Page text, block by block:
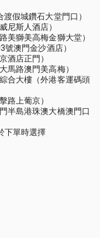
假城鑽石大堂門口）
尼斯人酒店）
美獅美高梅金獅大堂）
澳門金沙酒店）
酒店正門）
馬路澳門美高梅）
合大樓（外港客運碼頭
路上葡京）
半島港珠澳大橋澳門口
下單時選擇